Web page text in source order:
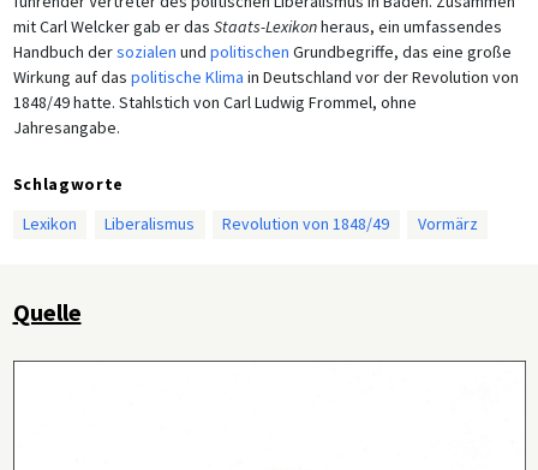
mit Carl Welcker gab er das Staats-Lexikonheraus, ein umfassendes
Handbuch dersozialen und politischen Grundbegriffe, das eine große
Wirkung auf das politische Klima in Deutschland vor der Revolution von
1848/49 hatte. Stahlstich von Carl Ludwig Frommel, ohne
Jahresangabe.
Schlagworte
Lexikon
Liberalismus Revolution von 1848/49 Vormärz
Quelle